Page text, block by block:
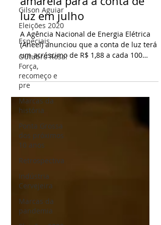
Gilson Aguiar
Eleições 2020
Especiais
Outubro Rosa:
Força,
recomeço e
pre
Marcas da
história
Ponta Grossa
dos próximos
10 anos
Retrospectiva
Indústria
Cervejeira
Marcas da
pandemia
Aneel define bandeira
amarela para a conta de
luz em julho
A Agência Nacional de Energia Elétrica
(Aneel) anunciou que a conta de luz terá
um acréscimo de R$ 1,88 a cada 100
kW/h consumidos no mês...